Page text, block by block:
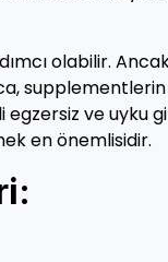
olabilir.
ve uyku
en önemlisidir.